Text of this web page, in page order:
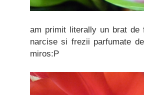
am primit literally un brat
narcise si frezii parfumate
miros:P